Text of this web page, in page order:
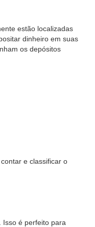
estão localizadas
dinheiro em suas
os depósitos
e classificar o
Isso é perfeito para